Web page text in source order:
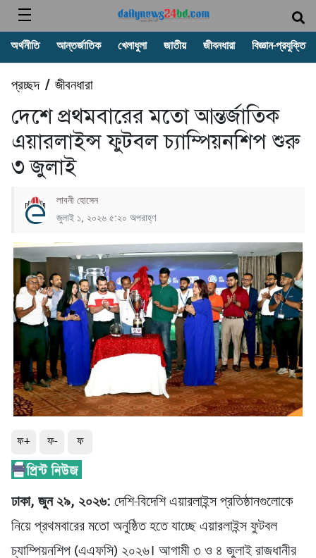
অর্থনীতি আন্তর্জাতিক খেলাধুলা জাতীয় জীবনধারা বিজ্ঞান-প্রযুক্তি
প্রচ্ছদ/ জীবনধারা
দেশে প্রথমবারের মতো আন্তর্জাতিক
এয়ারলাইন্স ফুটবল চ্যাম্পিয়নশিপ শুরু
৩ জুলাই
লাবনী হোসেন
জুলাই ১, ২০২৬ ৫:২০ অপরাহ্ণ
ফ+ ফ- ফ
ঢাকা, জুন ২৯, ২০২৬:দেশি-বিদেশি এয়ারলাইন্স প্রতিষ্ঠানগুলোকে
নিয়ে প্রথমবারের মতো অনুষ্ঠিত হতে যাচ্ছে এয়ারলাইন্স ফুটবল
চ্যাম্পিয়নশিপ (এএফসি) ২০২৬। আগামী ৩ ও ৪ জুলাই রাজধানীর